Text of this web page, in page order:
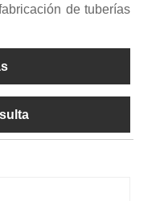
de tuberías